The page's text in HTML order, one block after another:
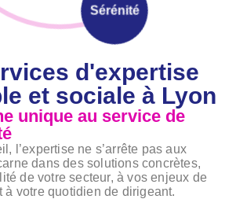
Sérénité
d'expertise
et sociale à Lyon
unique au service de
l’expertise ne s’arrête pas aux
dans des solutions concrètes,
de votre secteur, à vos enjeux de
à votre quotidien de dirigeant.